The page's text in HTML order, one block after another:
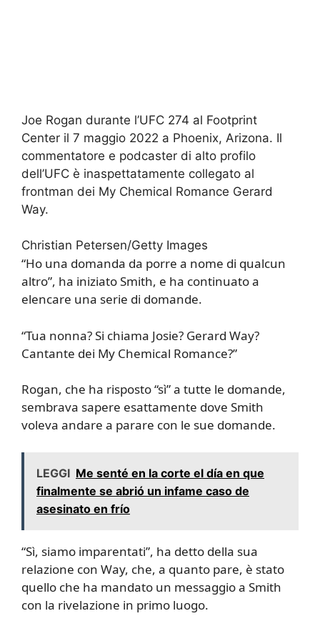
Joe Rogan durante l’UFC 274 al Footprint
Center il 7 maggio 2022 a Phoenix, Arizona. Il
commentatore e podcaster di alto profilo
dell’UFC è inaspettatamente collegato al
frontman dei My Chemical Romance Gerard
Way.
Christian Petersen/Getty Images
“Ho una domanda da porre a nome di qualcun
altro”, ha iniziato Smith, e ha continuato a
elencare una serie di domande.
“Tua nonna? Si chiama Josie? Gerard Way?
Cantante dei My Chemical Romance?”
Rogan, che ha risposto “sì” a tutte le domande,
sembrava sapere esattamente dove Smith
voleva andare a parare con le sue domande.
LEGGI Me senté en la corte el día en que
finalmente se abrió un infame caso de
asesinato en frío
“Sì, siamo imparentati”, ha detto della sua
relazione con Way, che, a quanto pare, è stato
quello che ha mandato un messaggio a Smith
con la rivelazione in primo luogo.